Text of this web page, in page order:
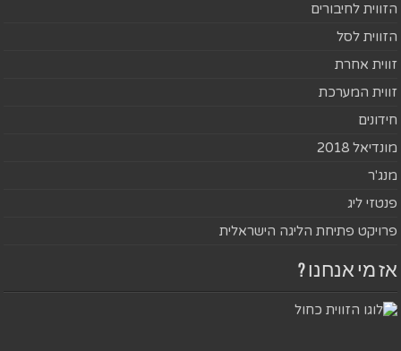
הזווית לחיבורים
הזווית לסל
זווית אחרת
זווית המערכת
חידונים
מונדיאל 2018
מנג'ר
פנטזי ליג
פרויקט פתיחת הליגה הישראלית
אז מי אנחנו ?